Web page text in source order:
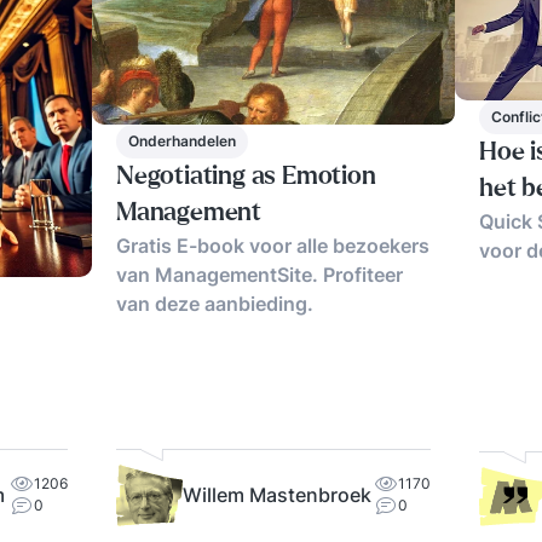
1206
0
Onderhandelen
Negotiating as Emotion
Management
Gratis E-book voor alle bezoekers
van ManagementSite. Profiteer
van deze aanbieding.
Willem Mastenbroek
1170
0
Hoe
het
Quick
voor